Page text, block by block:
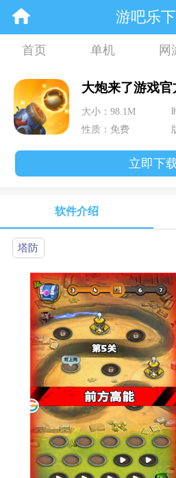
游吧乐
首页 单机 网
资讯 合集
大炮来了游戏官
大小：98.1M
性质：免费
立即下
软件介绍
塔防